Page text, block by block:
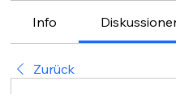
Info
Zurück